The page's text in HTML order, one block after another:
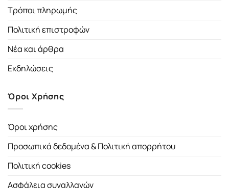
Τρόποι πληρωμής
Πολιτική επιστροφών
Νέα και άρθρα
Εκδηλώσεις
Όροι Χρήσης
Όροι χρήσης
Προσωπικά δεδομένα & Πολιτική απορρήτου
Πολιτική cookies
Ασφάλεια συναλλαγών